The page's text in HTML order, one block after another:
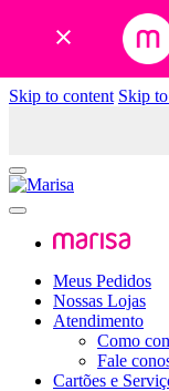
Skip to content Skip
Meus Pedidos
Nossas Lojas
Atendimento
Como
Fale
Cartões e